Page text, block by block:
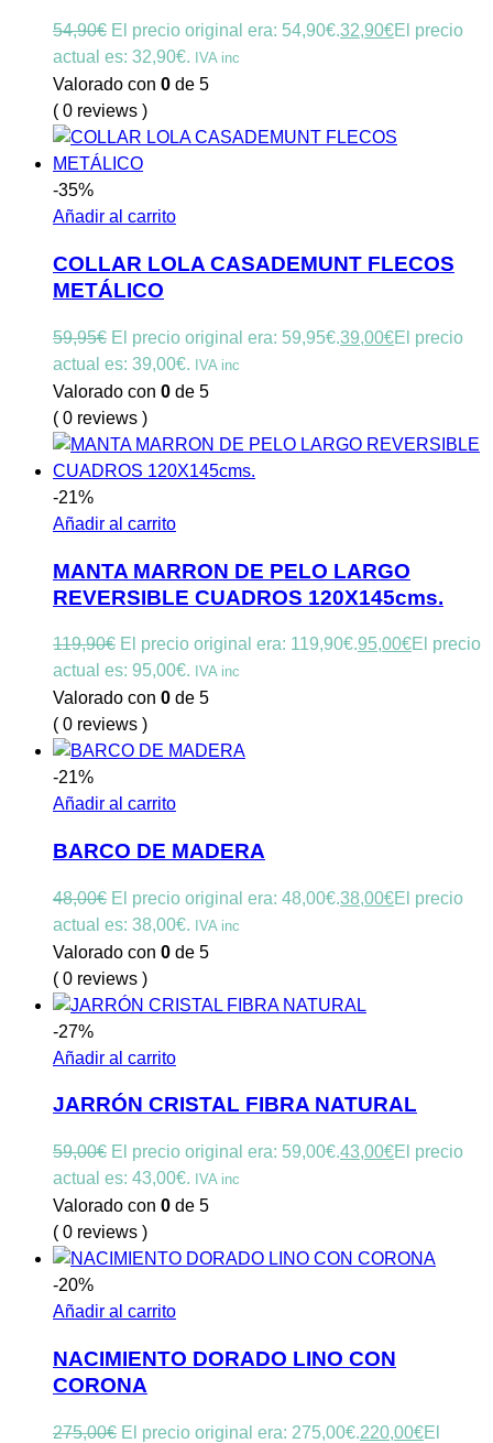
54,90€ El precio original era: 54,90€.32,90€El precio
actual es: 32,90€. IVA inc
Valorado con 0 de 5
( 0 reviews )
-35%
Añadir al carrito
COLLAR LOLA CASADEMUNT FLECOS
METÁLICO
59,95€ El precio original era: 59,95€.39,00€El precio
actual es: 39,00€. IVA inc
Valorado con 0 de 5
( 0 reviews )
-21%
Añadir al carrito
MANTA MARRON DE PELO LARGO
REVERSIBLE CUADROS 120X145cms.
119,90€ El precio original era: 119,90€.95,00€El precio
actual es: 95,00€. IVA inc
Valorado con 0 de 5
( 0 reviews )
-21%
Añadir al carrito
BARCO DE MADERA
48,00€ El precio original era: 48,00€.38,00€El precio
actual es: 38,00€. IVA inc
Valorado con 0 de 5
( 0 reviews )
-27%
Añadir al carrito
JARRÓN CRISTAL FIBRA NATURAL
59,00€ El precio original era: 59,00€.43,00€El precio
actual es: 43,00€. IVA inc
Valorado con 0 de 5
( 0 reviews )
-20%
Añadir al carrito
NACIMIENTO DORADO LINO CON
CORONA
275,00€ El precio original era: 275,00€.220,00€El